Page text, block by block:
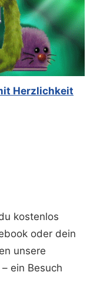
Herzlichkeit
kostenlos
oder dein
unsere
ein Besuch